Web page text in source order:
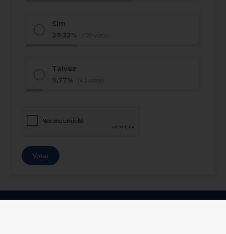
Sim
29,32% (129 votos)
Talvez
9,77% (43 votos)